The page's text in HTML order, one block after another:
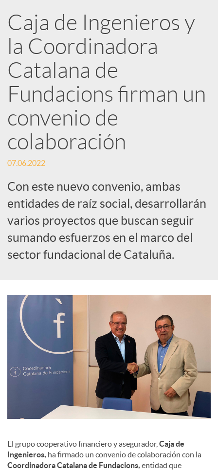
e
d
e
s
S
o
c
i
s
Caja de Ingenieros y
la Coordinadora
Catalana de
Fundacions firman un
convenio de
colaboración
07.06.2022
Con este nuevo convenio, ambas
entidades de raíz social, desarrollarán
varios proyectos que buscan seguir
sumando esfuerzos en el marco del
sector fundacional de Cataluña.
El grupo cooperativo financiero y asegurador, Caja de
Ingenieros, ha firmado un convenio de colaboración con la
Coordinadora Catalana de Fundacions, entidad que